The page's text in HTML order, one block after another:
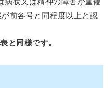
前各号と同程度以上と認
と同様です。